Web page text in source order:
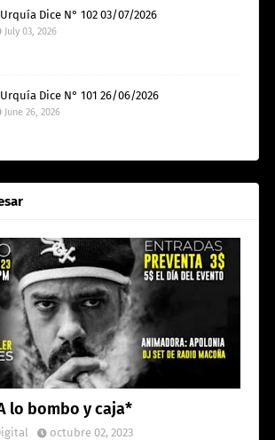
Dice N° 102 03/07/2026
July 03, 2026
Dice N° 101 26/06/2026
June 26, 2026
lo bombo y caja*
octubre 02, 2023